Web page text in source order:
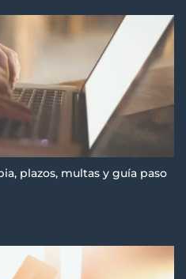
plazos, multas y guía paso